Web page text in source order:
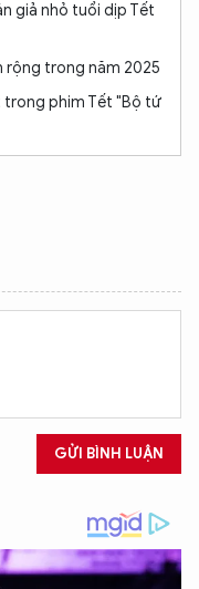
giả nhỏ tuổi dịp Tết
rộng trong năm 2025
trong phim Tết "Bộ tứ
GỬI BÌNH LUẬN